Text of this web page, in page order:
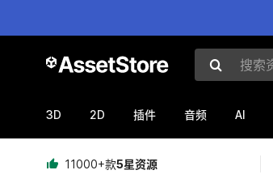
搜索资源
3D 2D 插件 音频 AI
11000+款5星资源